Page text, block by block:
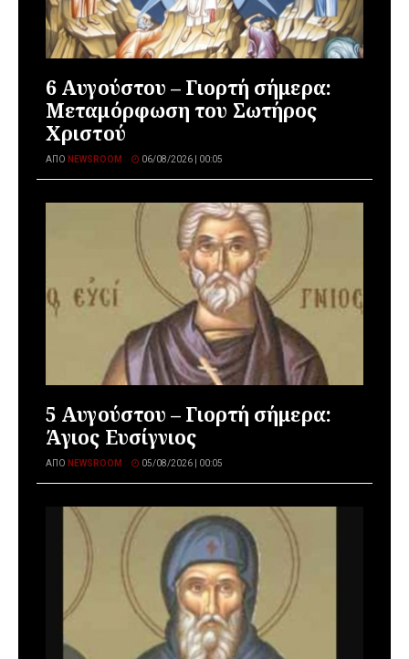
6 Αυγούστου – Γιορτή σήμερα:
Μεταμόρφωση του Σωτήρος
Χριστού
ΑΠΌ NEWSROOM 06/08/2026 | 00:05
5 Αυγούστου – Γιορτή σήμερα:
Άγιος Ευσίγνιος
ΑΠΌ NEWSROOM 05/08/2026 | 00:05